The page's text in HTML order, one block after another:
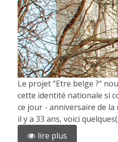
Le projet “Etre belge ?“
cette identité nationale si
ce jour - anniversaire de
il y a 33 ans, voici
lire plus